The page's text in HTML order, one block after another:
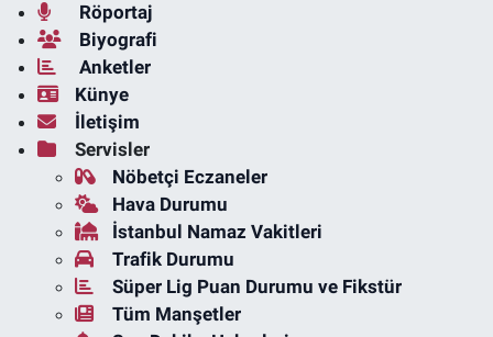
Röportaj
Biyografi
Anketler
Künye
İletişim
Servisler
Nöbetçi Eczaneler
Hava Durumu
İstanbul Namaz Vakitleri
Trafik Durumu
Süper Lig Puan Durumu ve Fikstür
Tüm Manşetler